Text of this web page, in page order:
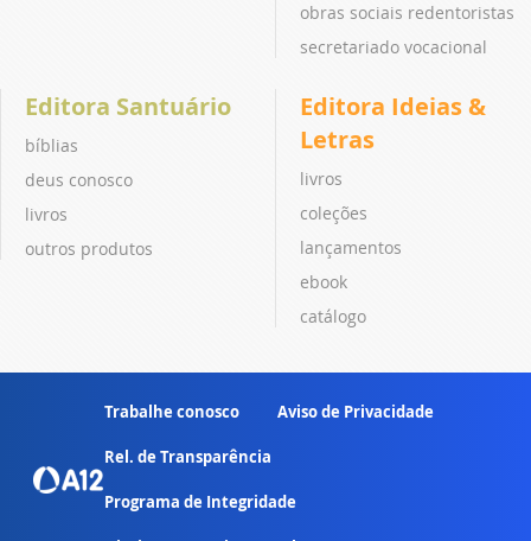
obras sociais redentoristas
secretariado vocacional
Editora Santuário
bíblias
deus conosco
livros
outros produtos
Editora Ideias &
Letras
livros
coleções
lançamentos
ebook
catálogo
Trabalhe conosco Aviso de Privacidade
Rel. de Transparência
Programa de Integridade